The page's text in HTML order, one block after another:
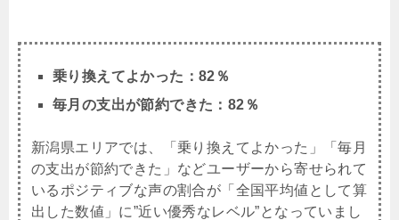
乗り換えてよかった：82％
毎月の支出が節約できた：82％
新潟県エリアでは、「乗り換えてよかった」「毎月
の支出が節約できた」などユーザーから寄せられて
いるポジティブな声の割合が「全国平均値として算
出した数値」に”近い優秀なレベル”となっていまし